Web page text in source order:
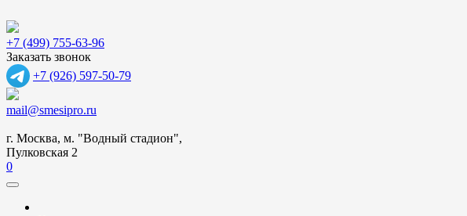
+7 (499) 755-63-96
Заказать звонок
+7 (926) 597-50-79
mail@smesipro.ru
г. Москва, м. "Водный стадион",
Пулковская 2
0